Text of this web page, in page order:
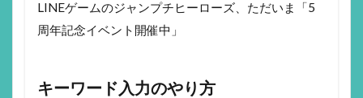
LINEゲームのジャンプチヒーローズ、ただいま「5
周年記念イベント開催中」
キーワード入力のやり方